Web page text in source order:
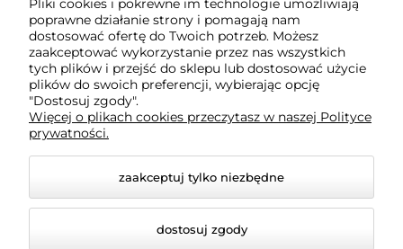
Płatności i dostawa
Informacje
O nas
Pliki cookies i pokrewne im technologie umożliwiają
poprawne działanie strony i pomagają nam
dostosować ofertę do Twoich potrzeb. Możesz
zaakceptować wykorzystanie przez nas wszystkich
tych plików i przejść do sklepu lub dostosować użycie
plików do swoich preferencji, wybierając opcję
"Dostosuj zgody".
Więcej o plikach cookies przeczytasz w naszej Polityce
prywatności.
zaakceptuj tylko niezbędne
dostosuj zgody